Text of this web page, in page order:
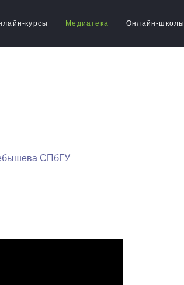
курсы Медиатека Онлайн-школы
СПбГУ